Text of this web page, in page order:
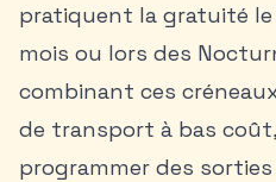
pratiquent la gratuité le
mois ou lors des
combinant ces
de transport à bas
programmer des